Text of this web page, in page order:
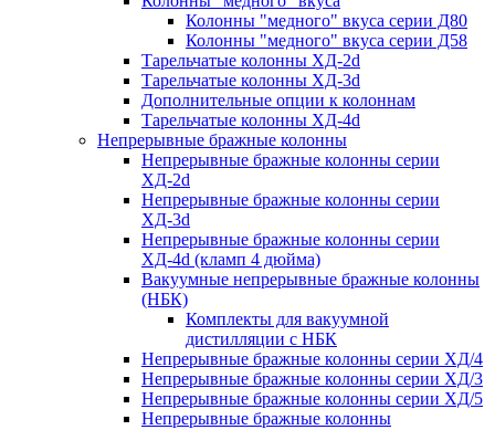
Колонны "медного" вкуса серии Д80
Колонны "медного" вкуса серии Д58
Тарельчатые колонны ХД-2d
Тарельчатые колонны ХД-3d
Дополнительные опции к колоннам
Тарельчатые колонны ХД-4d
Непрерывные бражные колонны
Непрерывные бражные колонны серии
ХД-2d
Непрерывные бражные колонны серии
ХД-3d
Непрерывные бражные колонны серии
ХД-4d (кламп 4 дюйма)
Вакуумные непрерывные бражные колонны
(НБК)
Комплекты для вакуумной
дистилляции с НБК
Непрерывные бражные колонны серии ХД/4
Непрерывные бражные колонны серии ХД/3
Непрерывные бражные колонны серии ХД/5
Непрерывные бражные колонны